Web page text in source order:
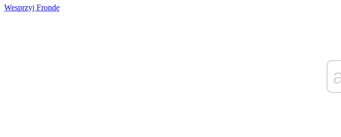
Wesprzyj Frondę